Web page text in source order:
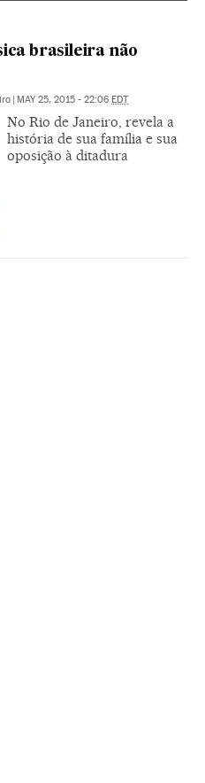
brasileira não
| MAY 25, 2015 - 22:06 EDT
No Rio de Janeiro, revela a
história de sua família e sua
oposição à ditadura